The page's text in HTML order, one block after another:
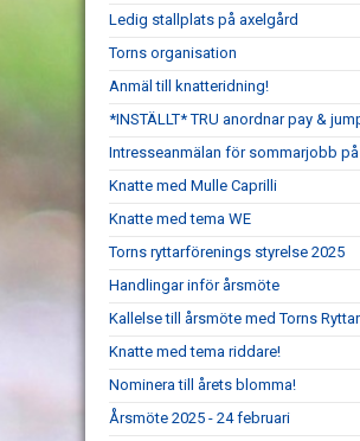
Ledig stallplats på axelgård
Torns organisation
Anmäl till knatteridning!
*INSTÄLLT* TRU anordnar pay &
Intresseanmälan för sommarjobb
Knatte med Mulle Caprilli
Knatte med tema WE
Torns ryttarförenings styrelse 2025
Handlingar inför årsmöte
Kallelse till årsmöte med Torns
Knatte med tema riddare!
Nominera till årets blomma!
Årsmöte 2025 - 24 februari